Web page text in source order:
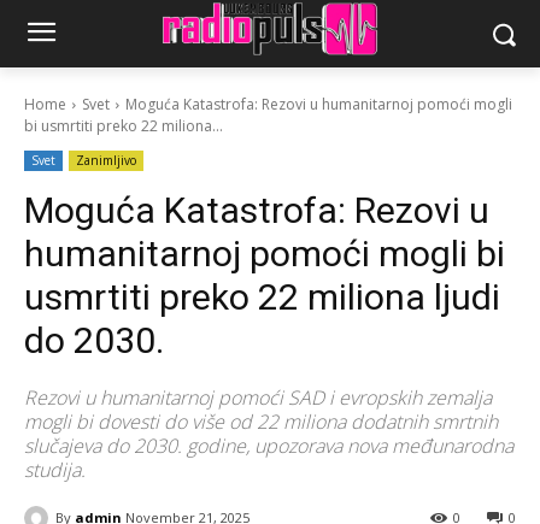
Home Svet
Moguća Katastrofa: Rezovi u humanitarnoj pomoći mogli
bi usmrtiti preko 22 miliona...
Svet Zanimljivo
Moguća Katastrofa: Rezovi u
humanitarnoj pomoći mogli bi
usmrtiti preko 22 miliona ljudi
do 2030.
Rezovi u humanitarnoj pomoći SAD i evropskih zemalja
mogli bi dovesti do više od 22 miliona dodatnih smrtnih
slučajeva do 2030. godine, upozorava nova međunarodna
studija.
By admin November 21, 2025 0
0